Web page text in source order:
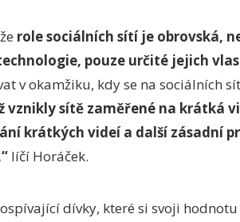
role sociálních sítí je obrovská,
pouze určité jejich
v okamžiku, kdy se na sociálních
vznikly sítě zaměřené na krátká
krátkých videí a další zásadní
líčí Horáček.
dívky, které si svoji